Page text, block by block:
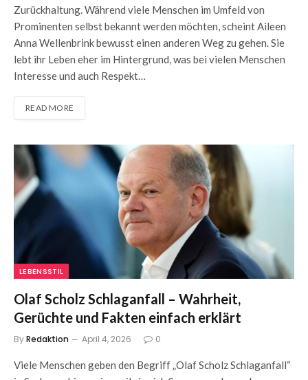
Zurückhaltung. Während viele Menschen im Umfeld von
Prominenten selbst bekannt werden möchten, scheint Aileen
Anna Wellenbrink bewusst einen anderen Weg zu gehen. Sie
lebt ihr Leben eher im Hintergrund, was bei vielen Menschen
Interesse und auch Respekt…
READ MORE
LEBENSSTIL
Olaf Scholz Schlaganfall – Wahrheit,
Gerüchte und Fakten einfach erklärt
ByRedaktion April 4, 2026 0
Viele Menschen geben den Begriff „Olaf Scholz Schlaganfall“